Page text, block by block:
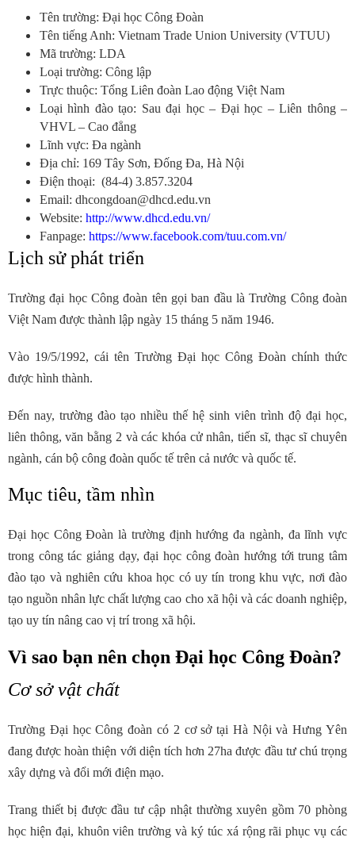
Tên trường: Đại học Công Đoàn
Tên tiếng Anh: Vietnam Trade Union University (VTUU)
Mã trường: LDA
Loại trường: Công lập
Trực thuộc: Tổng Liên đoàn Lao động Việt Nam
Loại hình đào tạo: Sau đại học – Đại học – Liên thông –
VHVL – Cao đẳng
Lĩnh vực: Đa ngành
Địa chỉ: 169 Tây Sơn, Đống Đa, Hà Nội
Điện thoại: (84-4) 3.857.3204
Email: dhcongdoan@dhcd.edu.vn
Website: http://www.dhcd.edu.vn/
Fanpage: https://www.facebook.com/tuu.com.vn/
Lịch sử phát triển
Trường đại học Công đoàn tên gọi ban đầu là Trường Công đoàn
Việt Nam được thành lập ngày 15 tháng 5 năm 1946.
Vào 19/5/1992, cái tên Trường Đại học Công Đoàn chính thức
được hình thành.
Đến nay, trường đào tạo nhiều thế hệ sinh viên trình độ đại học,
liên thông, văn bằng 2 và các khóa cử nhân, tiến sĩ, thạc sĩ chuyên
ngành, cán bộ công đoàn quốc tế trên cả nước và quốc tế.
Mục tiêu, tầm nhìn
Đại học Công Đoàn là trường định hướng đa ngành, đa lĩnh vực
trong công tác giảng dạy, đại học công đoàn hướng tới trung tâm
đào tạo và nghiên cứu khoa học có uy tín trong khu vực, nơi đào
tạo nguồn nhân lực chất lượng cao cho xã hội và các doanh nghiệp,
tạo uy tín nâng cao vị trí trong xã hội.
Vì sao bạn nên chọn Đại học Công Đoàn?
Cơ sở vật chất
Trường Đại học Công đoàn có 2 cơ sở tại Hà Nội và Hưng Yên
đang được hoàn thiện với diện tích hơn 27ha được đầu tư chú trọng
xây dựng và đổi mới điện mạo.
Trang thiết bị được đầu tư cập nhật thường xuyên gồm 70 phòng
học hiện đại, khuôn viên trường và ký túc xá rộng rãi phục vụ các